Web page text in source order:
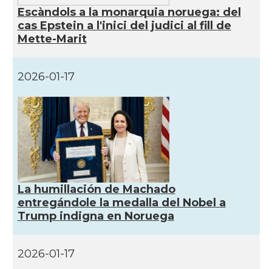
Escàndols a la monarquia noruega: del
cas Epstein a l'inici del judici al fill de
Mette-Marit
2026-01-17
La humillación de Machado
entregándole la medalla del Nobel a
Trump indigna en Noruega
2026-01-17